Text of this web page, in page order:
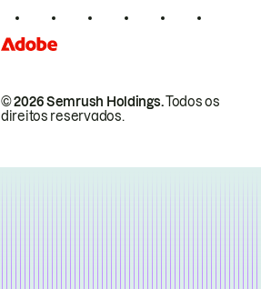
© 2026 Semrush Holdings.Todos os
direitos reservados.